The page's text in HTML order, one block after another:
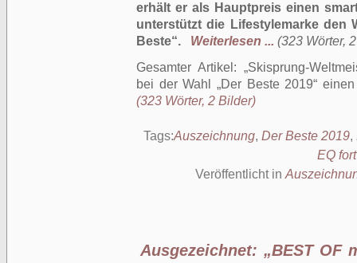
erhält er als Hauptpreis einen
unterstützt die Lifestylemarke den
Beste“.
Weiterlesen ... (323 Wörter,
Gesamter Artikel:
Skisprung-
bei der Wahl „Der Beste 2019“
(323 Wörter, 2 Bilder)
Tags:Auszeichnung, Der Beste 2019,
EQ
Veröffentlicht in
Ausgezeichnet: „BEST OF